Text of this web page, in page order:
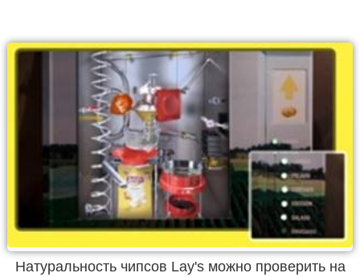
Натуральность чипсов Lay's можно проверить на